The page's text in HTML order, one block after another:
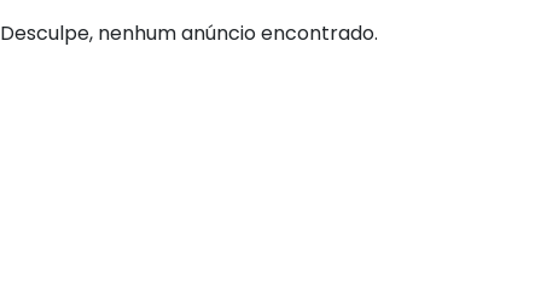
Desculpe, nenhum anúncio encontrado.